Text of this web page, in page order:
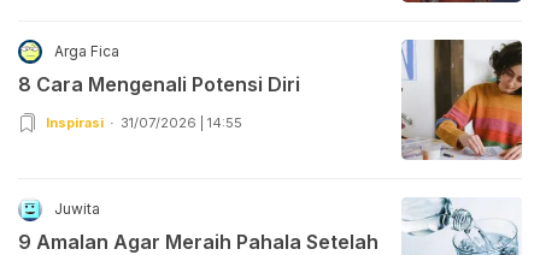
Arga Fica
8 Cara Mengenali Potensi Diri
Inspirasi 31/07/2026 | 14:55
Juwita
9 Amalan Agar Meraih Pahala Setelah